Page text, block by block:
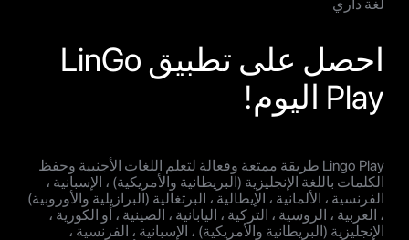
لغة داري
احصل على تطبيق LinGo
Play اليوم!
Lingo Play طريقة ممتعة وفعالة لتعلم اللغات الأجنبية وحفظ
الكلمات باللغة الإنجليزية (البريطانية والأمريكية) ، الإسبانية ،
الفرنسية ، الألمانية ، الإيطالية ، البرتغالية (البرازيلية والأوروبية)
، العربية ، الروسية ، التركية ، اليابانية ، الصينية ، أو الكورية ،
الإنجليزية (البريطانية والأمريكية) ، الإسبانية ، الفرنسية ،